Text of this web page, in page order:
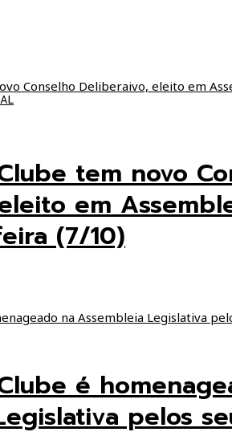
tem novo
em
(7/10)
é
pelos